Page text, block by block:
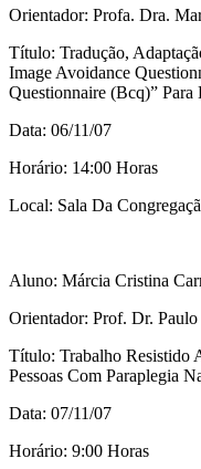
Orientador: Profa. Dra.
Título: Tradução,
Image Avoidance
Questionnaire (Bcq)”
Data: 06/11/07
Horário: 14:00 Horas
Local: Sala Da
Aluno: Márcia Cristina
Orientador: Prof. Dr.
Título: Trabalho Resistido
Pessoas Com Paraplegia
Data: 07/11/07
Horário: 9:00 Horas